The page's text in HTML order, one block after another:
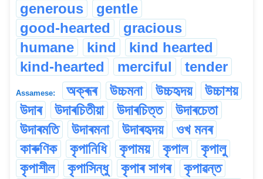
generous
gentle
good-hearted
gracious
humane
kind
kind hearted
kind-hearted
merciful tender
Assamese: অক্ৰূৰ উচ্চমনা উচ্চহৃদয়
উচ্চাশয়
উদাৰ
উদাৰচিতীয়া উদাৰচিত্ত
উদাৰচেতা
উদাৰমতি
উদাৰমনা উদাৰহৃদয়
ওখ মনৰ
কাৰুণিক
কৃপানিধি কৃপাময় কৃপাল
কৃপালু
কৃপাশীল
কৃপাসিন্ধু কৃপাৰ সাগৰ
কৃপাৱন্ত